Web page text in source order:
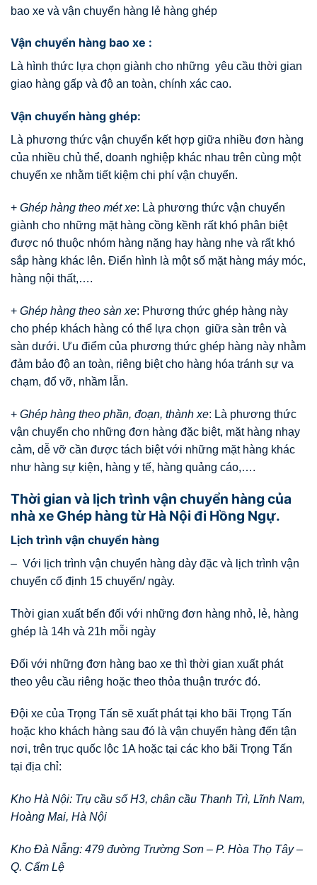
bao xe và vận chuyển hàng lẻ hàng ghép
Vận chuyển hàng bao xe :
Là hình thức lựa chọn giành cho những yêu cầu thời gian
giao hàng gấp và độ an toàn, chính xác cao.
Vận chuyển hàng ghép:
Là phương thức vận chuyển kết hợp giữa nhiều đơn hàng
của nhiều chủ thể, doanh nghiệp khác nhau trên cùng một
chuyến xe nhằm tiết kiệm chi phí vận chuyển.
+ Ghép hàng theo mét xe: Là phương thức vận chuyển
giành cho những mặt hàng cồng kềnh rất khó phân biệt
được nó thuộc nhóm hàng nặng hay hàng nhẹ và rất khó
sắp hàng khác lên. Điển hình là một số mặt hàng máy móc,
hàng nội thất,….
+ Ghép hàng theo sàn xe: Phương thức ghép hàng này
cho phép khách hàng có thể lựa chọn giữa sàn trên và
sàn dưới. Ưu điểm của phương thức ghép hàng này nhằm
đảm bảo độ an toàn, riêng biệt cho hàng hóa tránh sự va
chạm, đổ vỡ, nhầm lẫn.
+ Ghép hàng theo phần, đoạn, thành xe: Là phương thức
vận chuyển cho những đơn hàng đặc biệt, mặt hàng nhạy
cảm, dễ vỡ cần được tách biệt với những mặt hàng khác
như hàng sự kiện, hàng y tế, hàng quảng cáo,….
Thời gian và lịch trình vận chuyển hàng của
nhà xe Ghép hàng từ Hà Nội đi Hồng Ngự.
Lịch trình vận chuyển hàng
– Với lịch trình vận chuyển hàng dày đặc và lịch trình vận
chuyển cố định 15 chuyến/ ngày.
Thời gian xuất bến đối với những đơn hàng nhỏ, lẻ, hàng
ghép là 14h và 21h mỗi ngày
Đối với những đơn hàng bao xe thì thời gian xuất phát
theo yêu cầu riêng hoặc theo thỏa thuận trước đó.
Đội xe của Trọng Tấn sẽ xuất phát tại kho bãi Trọng Tấn
hoặc kho khách hàng sau đó là vận chuyển hàng đến tận
nơi, trên trục quốc lộc 1A hoặc tại các kho bãi Trọng Tấn
tại địa chỉ:
Kho Hà Nội: Trụ cầu số H3, chân cầu Thanh Trì, Lĩnh Nam,
Hoàng Mai, Hà Nội
Kho Đà Nẵng: 479 đường Trường Sơn – P. Hòa Thọ Tây –
Q. Cẩm Lệ